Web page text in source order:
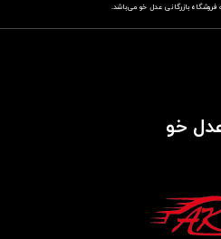
فروشگاهباز​​​​​​​رگانی عدل خو می‌باشد.
خو